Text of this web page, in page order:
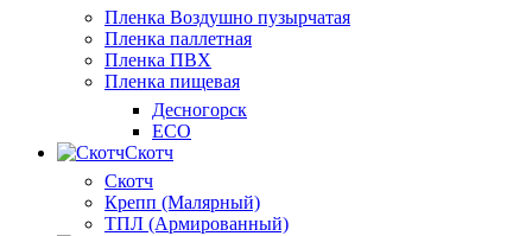
Пленка Воздушно пузырчатая
Пленка паллетная
Пленка ПВХ
Пленка пищевая
Десногорск
ECO
Скотч
Скотч
Крепп (Малярный)
ТПЛ (Армированный)